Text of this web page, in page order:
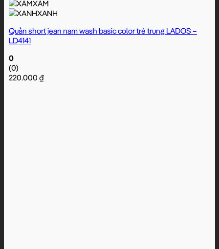
XÁM
XANH
Quần short jean nam wash basic color trẻ trung LADOS –
LD4141
0
(0)
220.000 ₫